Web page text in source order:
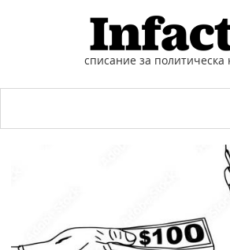
списание за политическа